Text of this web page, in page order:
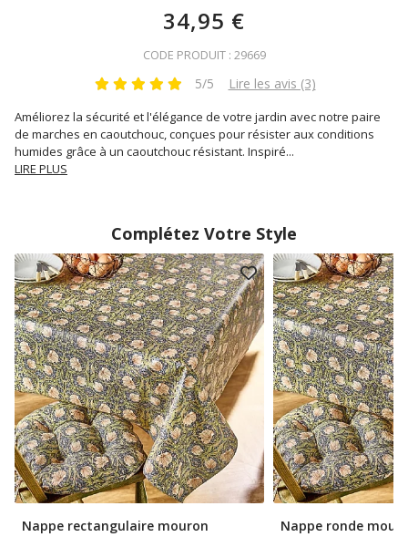
34,95 €
CODE PRODUIT : 29669
5/5 Lire les avis (3)
Améliorez la sécurité et l'élégance de votre jardin avec notre paire
de marches en caoutchouc, conçues pour résister aux conditions
humides grâce à un caoutchouc résistant. Inspiré...
LIRE PLUS
Complétez Votre Style
Nappe rectangulaire mouron Nappe ronde